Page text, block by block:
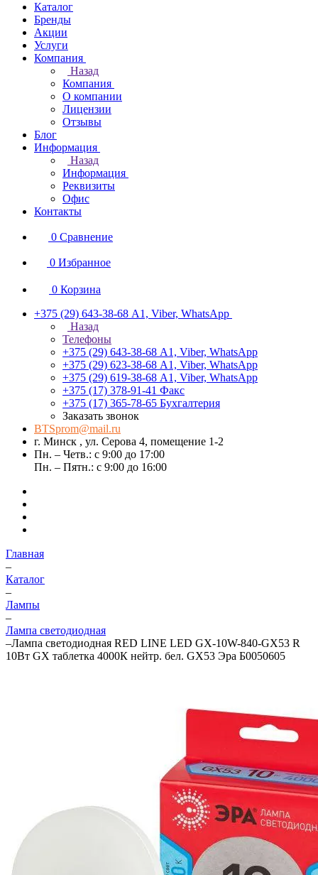
Каталог
Бренды
Акции
Услуги
Компания
Назад
Компания
О компании
Лицензии
Отзывы
Блог
Информация
Назад
Информация
Реквизиты
Офис
Контакты
0 Сравнение
0 Избранное
0 Корзина
+375 (29) 643-38-68 А1, Viber, WhatsApp
Назад
Телефоны
+375 (29) 643-38-68 А1, Viber, WhatsApp
+375 (29) 623-38-68 А1, Viber, WhatsApp
+375 (29) 619-38-68 А1, Viber, WhatsApp
+375 (17) 378-91-41 Факс
+375 (17) 365-78-65 Бухгалтерия
Заказать звонок
BTSprom@mail.ru
г. Минск , ул. Серова 4, помещение 1-2
Пн. – Четв.: с 9:00 до 17:00
Пн. – Пятн.: с 9:00 до 16:00
Главная
–
Каталог
–
Лампы
–
Лампа светодиодная
–Лампа светодиодная RED LINE LED GX-10W-840-GX53 R
10Вт GX таблетка 4000К нейтр. бел. GX53 Эра Б0050605